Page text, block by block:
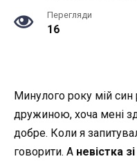
Перегляди
16
Минулого року мій син
дружиною, хоча мені
добре. Коли я
говорити. А невістка